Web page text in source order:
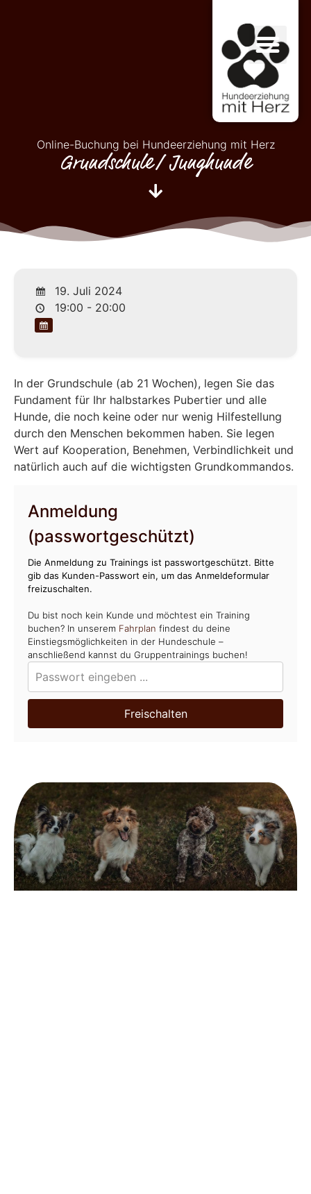
Online-Buchung bei Hundeerziehung mit Herz
Grundschule/ Junghunde
19. Juli 2024
19:00 - 20:00
In der Grundschule (ab 21 Wochen), legen Sie das
Fundament für Ihr halbstarkes Pubertier und alle
Hunde, die noch keine oder nur wenig Hilfestellung
durch den Menschen bekommen haben. Sie legen
Wert auf Kooperation, Benehmen, Verbindlichkeit und
natürlich auch auf die wichtigsten Grundkommandos.
Anmeldung
(passwortgeschützt)
Die Anmeldung zu Trainings ist passwortgeschützt. Bitte
gib das Kunden-Passwort ein, um das Anmeldeformular
freizuschalten.
Du bist noch kein Kunde und möchtest ein Training
buchen? In unserem Fahrplan findest du deine
Einstiegsmöglichkeiten in der Hundeschule –
anschließend kannst du Gruppentrainings buchen!
Freischalten